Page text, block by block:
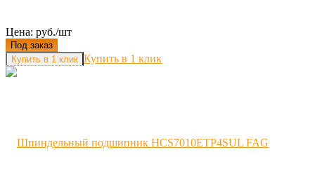
Цена: руб./шт
Под заказ
Купить в 1 клик